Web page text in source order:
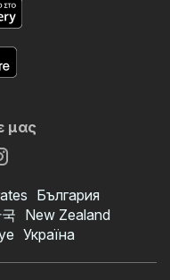
μας
България
New Zealand
Україна